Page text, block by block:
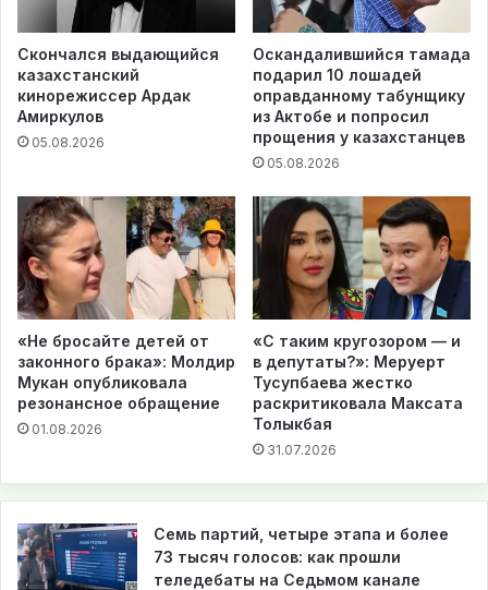
Скончался выдающийся
казахстанский
кинорежиссер Ардак
Амиркулов
05.08.2026
Оскандалившийся тамада
подарил 10 лошадей
оправданному табунщику
из Актобе и попросил
прощения у казахстанцев
05.08.2026
«Не бросайте детей от
законного брака»: Молдир
Мукан опубликовала
резонансное обращение
01.08.2026
«С таким кругозором — и
в депутаты?»: Меруерт
Тусупбаева жестко
раскритиковала Максата
Толыкбая
31.07.2026
Семь партий, четыре этапа и более
73 тысяч голосов: как прошли
теледебаты на Седьмом канале